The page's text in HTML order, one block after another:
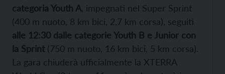
categoria Youth A , impegnati nel Super Sprint
(400 m nuoto, 8 km bici, 2,7 km corsa), seguiti
alle 12:30 dalle categorie Youth B e Junior con
la Sprint (750 m nuoto, 16 km bici, 5 km corsa).
La gara chiuderà ufficialmente la XTERRA